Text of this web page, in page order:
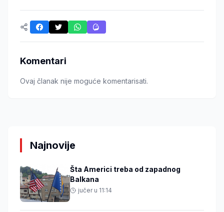
Komentari
Ovaj članak nije moguće komentarisati.
Najnovije
Šta Americi treba od zapadnog
Balkana
jučer u 11:14